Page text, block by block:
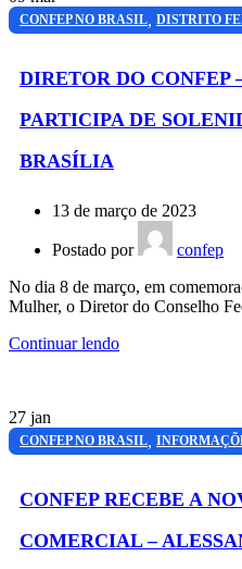
CONFEP NO BRASIL, DISTRITO
DIRETOR DO CONFEP
PARTICIPA DE
BRASÍLIA
13 de março de 2023
Postado por
confep
No dia 8 de março, em
Mulher, o Diretor do Conselho
Continuar lendo
27 jan
CONFEP NO BRASIL,
CONFEP RECEBE A
COMERCIAL –